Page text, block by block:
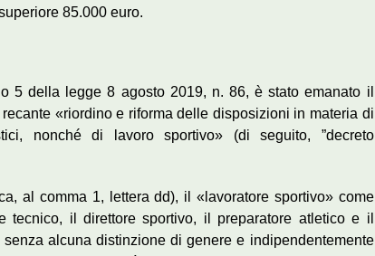
85.000 euro.
5 della legge 8 agosto 2019, n. 86, è stato emanato il
«riordino e riforma delle disposizioni in materia di
nonché di lavoro sportivo» (di seguito, ”decreto
al comma 1, lettera dd), il «lavoratore sportivo» come
tecnico, il direttore sportivo, il preparatore atletico e il
alcuna distinzione di genere e indipendentemente